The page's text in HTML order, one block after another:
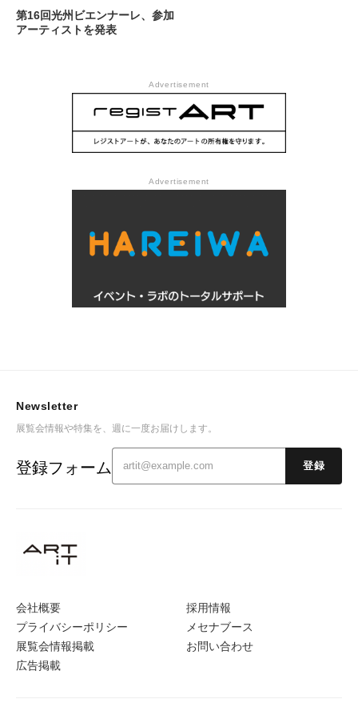
第16回光州ビエンナーレ、参加
アーティストを発表
Advertisement
Advertisement
会社概要
プライバシーポリシー
展覧会情報掲載
広告掲載
採用情報
メセナブース
お問い合わせ
Newsletter
展覧会情報や特集を、週に一度お届けします。
登録フォーム 登録